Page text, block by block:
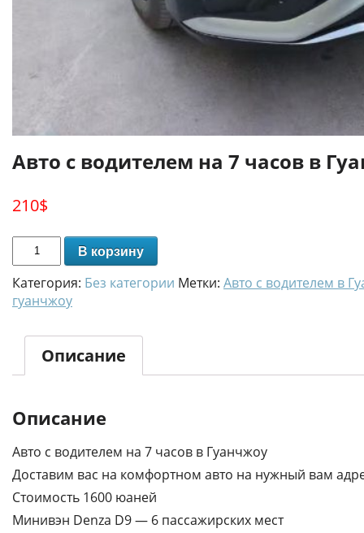
Авто с водителем на 7 часов в
210$
В корзину
Категория: Без категории Метки: Авто с водителем в
гуанчжоу
Описание
Описание
Авто с водителем на 7 часов в Гуанчжоу
Доставим вас на комфортном авто на нужный вам
Стоимость 1600 юаней
Минивэн Denza D9 — 6 пассажирских мест